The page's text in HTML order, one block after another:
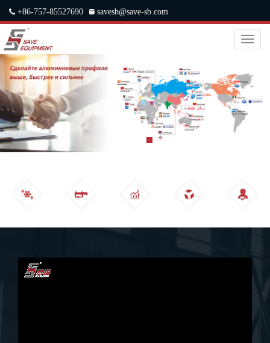
+86-757-85527690 savesb@save-sb.com
RUSSIANToggle